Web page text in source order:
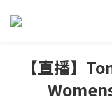
【直播】